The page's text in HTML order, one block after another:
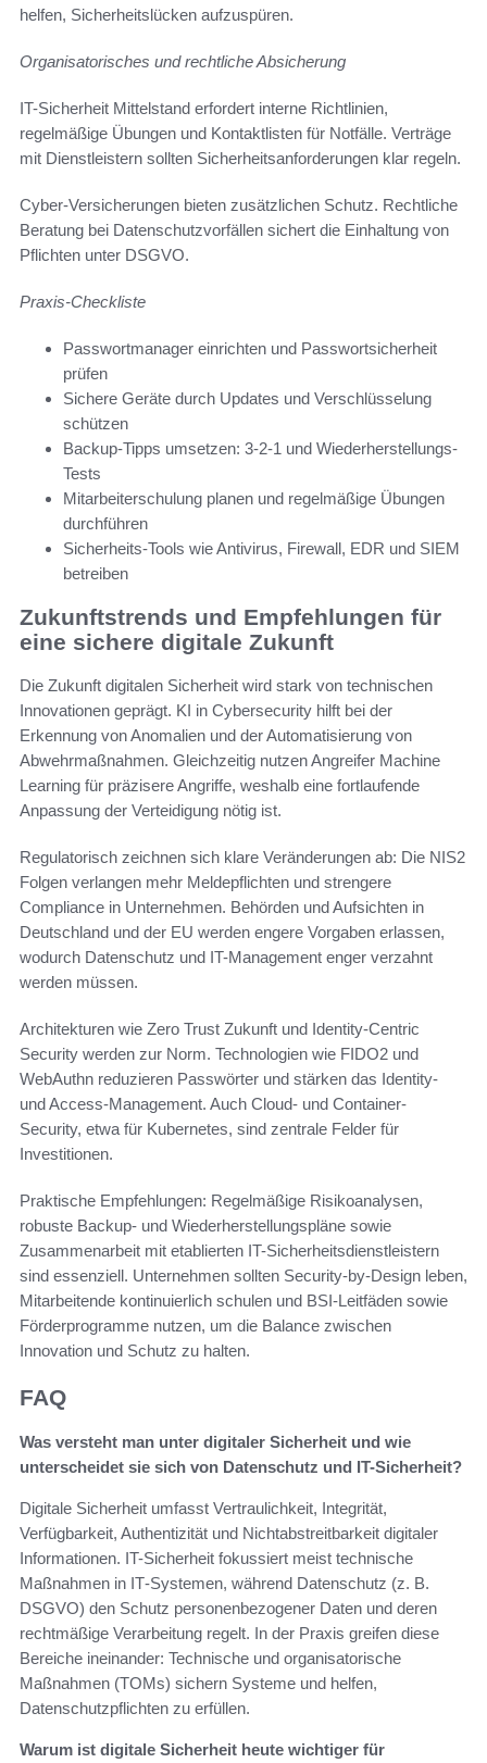
helfen, Sicherheitslücken aufzuspüren.
Organisatorisches und rechtliche Absicherung
IT-Sicherheit Mittelstand erfordert interne Richtlinien,
regelmäßige Übungen und Kontaktlisten für Notfälle. Verträge
mit Dienstleistern sollten Sicherheitsanforderungen klar regeln.
Cyber-Versicherungen bieten zusätzlichen Schutz. Rechtliche
Beratung bei Datenschutzvorfällen sichert die Einhaltung von
Pflichten unter DSGVO.
Praxis-Checkliste
Passwortmanager einrichten und Passwortsicherheit
prüfen
Sichere Geräte durch Updates und Verschlüsselung
schützen
Backup-Tipps umsetzen: 3-2-1 und Wiederherstellungs-
Tests
Mitarbeiterschulung planen und regelmäßige Übungen
durchführen
Sicherheits-Tools wie Antivirus, Firewall, EDR und SIEM
betreiben
Zukunftstrends und Empfehlungen für
eine sichere digitale Zukunft
Die Zukunft digitalen Sicherheit wird stark von technischen
Innovationen geprägt. KI in Cybersecurity hilft bei der
Erkennung von Anomalien und der Automatisierung von
Abwehrmaßnahmen. Gleichzeitig nutzen Angreifer Machine
Learning für präzisere Angriffe, weshalb eine fortlaufende
Anpassung der Verteidigung nötig ist.
Regulatorisch zeichnen sich klare Veränderungen ab: Die NIS2
Folgen verlangen mehr Meldepflichten und strengere
Compliance in Unternehmen. Behörden und Aufsichten in
Deutschland und der EU werden engere Vorgaben erlassen,
wodurch Datenschutz und IT-Management enger verzahnt
werden müssen.
Architekturen wie Zero Trust Zukunft und Identity-Centric
Security werden zur Norm. Technologien wie FIDO2 und
WebAuthn reduzieren Passwörter und stärken das Identity-
und Access-Management. Auch Cloud- und Container-
Security, etwa für Kubernetes, sind zentrale Felder für
Investitionen.
Praktische Empfehlungen: Regelmäßige Risikoanalysen,
robuste Backup- und Wiederherstellungspläne sowie
Zusammenarbeit mit etablierten IT-Sicherheitsdienstleistern
sind essenziell. Unternehmen sollten Security-by-Design leben,
Mitarbeitende kontinuierlich schulen und BSI-Leitfäden sowie
Förderprogramme nutzen, um die Balance zwischen
Innovation und Schutz zu halten.
FAQ
Was versteht man unter digitaler Sicherheit und wie
unterscheidet sie sich von Datenschutz und IT-Sicherheit?
Digitale Sicherheit umfasst Vertraulichkeit, Integrität,
Verfügbarkeit, Authentizität und Nichtabstreitbarkeit digitaler
Informationen. IT-Sicherheit fokussiert meist technische
Maßnahmen in IT‑Systemen, während Datenschutz (z. B.
DSGVO) den Schutz personenbezogener Daten und deren
rechtmäßige Verarbeitung regelt. In der Praxis greifen diese
Bereiche ineinander: Technische und organisatorische
Maßnahmen (TOMs) sichern Systeme und helfen,
Datenschutzpflichten zu erfüllen.
Warum ist digitale Sicherheit heute wichtiger für